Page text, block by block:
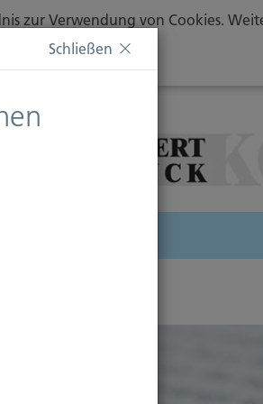
zur Verwendung von Cookies.
Schließen